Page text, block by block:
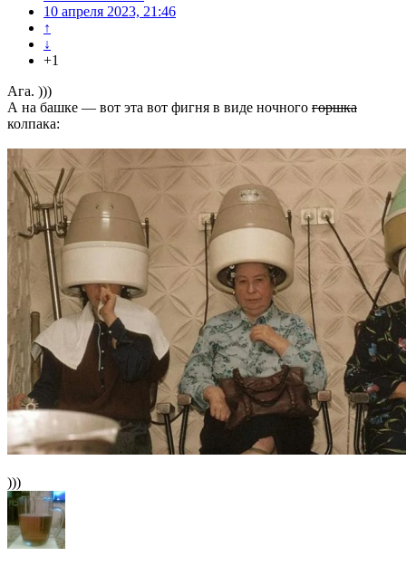
10 апреля 2023, 21:46
↑
↓
+1
Ага. )))
А на башке — вот эта вот фигня в виде ночного горшка
колпака:
)))